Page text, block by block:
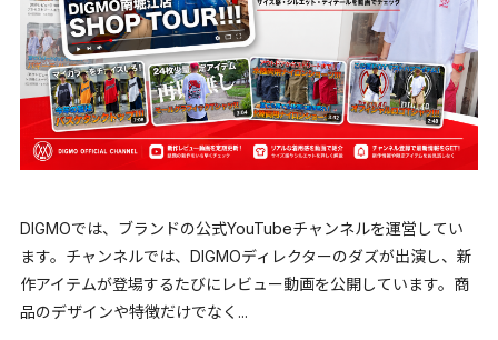
DIGMOでは、ブランドの公式YouTubeチャンネルを運営してい
ます。チャンネルでは、DIGMOディレクターのダズが出演し、新
作アイテムが登場するたびにレビュー動画を公開しています。商
品のデザインや特徴だけでなく...